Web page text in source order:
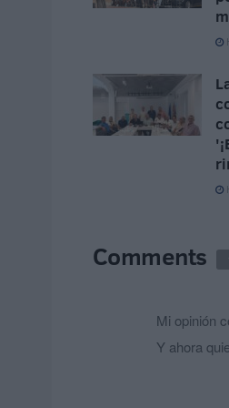
Comments
Mi opinión
Y ahora